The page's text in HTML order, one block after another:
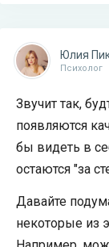
Юлия
Психолог
Звучит так,
появляются
бы видеть в
остаются "за
Давайте
некоторые из